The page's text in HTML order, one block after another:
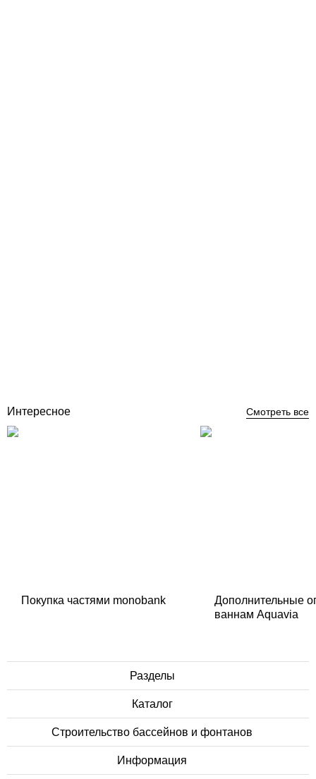
Интересное Смотреть все
Покупка частями monobank
Дополнительные
ваннам Aquavia
Разделы
Каталог
Строительство бассейнов и фонтанов
Информация